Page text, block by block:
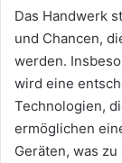
Das Handwerk
und Chancen,
werden.
wird eine
Technologien,
ermöglichen
Geräten, was